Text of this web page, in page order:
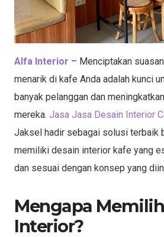
Alfa Interior – Menciptakan
menarik di kafe Anda adalah kunci
banyak pelanggan dan
mereka. Jasa Jasa Desain Interior
Jaksel hadir sebagai solusi terbaik
memiliki desain interior kafe yang
dan sesuai dengan konsep yang
Mengapa
Interior?